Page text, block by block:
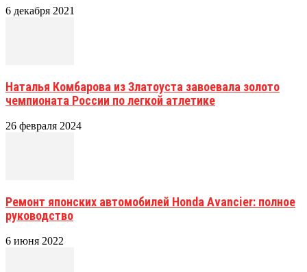
6 декабря 2021
Наталья Комбарова из Златоуста завоевала золото
чемпионата России по легкой атлетике
26 февраля 2024
Ремонт японских автомобилей Honda Avancier: полное
руководство
6 июня 2022